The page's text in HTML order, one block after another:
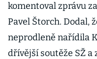
komentoval zprávu
Pavel Štorch. Dodal,
neprodleně nařídila
dřívější soutěže SŽ